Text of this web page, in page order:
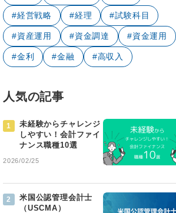
#経営戦略 #経理 #試験科目
#資産運用 #資金調達 #資金運用
#金利 #金融 #高収入
人気の記事
1
未経験からチャレンジ
しやすい！会計ファイ
ナンス職種10選
2026/02/25
2
米国公認管理会計士
（USCMA）